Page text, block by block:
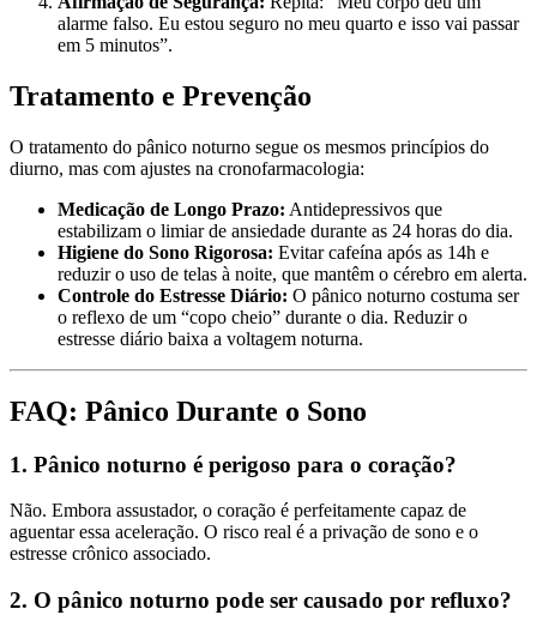
alarme falso. Eu estou seguro no meu quarto e isso vai passar
em 5 minutos”.
Tratamento e Prevenção
O tratamento do pânico noturno segue os mesmos princípios do
diurno, mas com ajustes na cronofarmacologia:
Medicação de Longo Prazo: Antidepressivos que
estabilizam o limiar de ansiedade durante as 24 horas do dia.
Higiene do Sono Rigorosa: Evitar cafeína após as 14h e
reduzir o uso de telas à noite, que mantêm o cérebro em alerta.
Controle do Estresse Diário: O pânico noturno costuma ser
o reflexo de um “copo cheio” durante o dia. Reduzir o
estresse diário baixa a voltagem noturna.
FAQ: Pânico Durante o Sono
1. Pânico noturno é perigoso para o coração?
Não. Embora assustador, o coração é perfeitamente capaz de
aguentar essa aceleração. O risco real é a privação de sono e o
estresse crônico associado.
2. O pânico noturno pode ser causado por refluxo?